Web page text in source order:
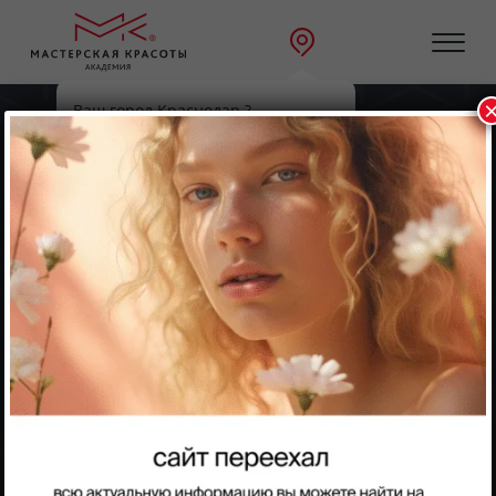
Ваш город Краснодар ?
Выбрать другой
Главная Направления Брови
Брови
Ламинирование бровей
Долговременная укладка,ламинирование бровей.